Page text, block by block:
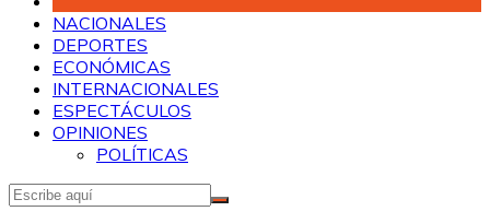
NACIONALES
DEPORTES
ECONÓMICAS
INTERNACIONALES
ESPECTÁCULOS
OPINIONES
POLÍTICAS